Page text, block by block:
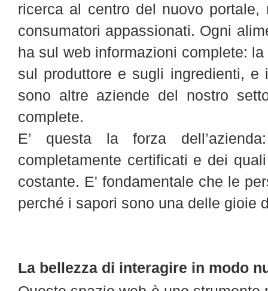
ricerca al centro del nuovo
consumatori appassionati. Ogni
ha sul web informazioni complete:
sul produttore e sugli ingredienti,
sono altre aziende del nostro
complete.
E’ questa la forza
completamente certificati e dei
costante. E' fondamentale che le
perché i sapori sono una delle gioie
La bellezza di interagire in modo